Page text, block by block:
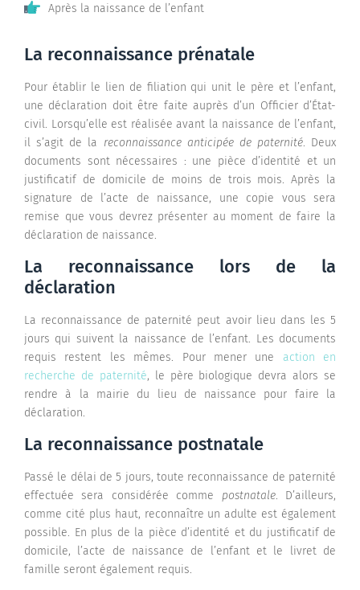
Après la naissance de l’enfant
La reconnaissance prénatale
Pour établir le lien de filiation qui unit le père et l’enfant,
une déclaration doit être faite auprès d’un Officier d’État-
civil. Lorsqu’elle est réalisée avant la naissance de l’enfant,
il s’agit de la reconnaissance anticipée de paternité. Deux
documents sont nécessaires : une pièce d’identité et un
justificatif de domicile de moins de trois mois. Après la
signature de l’acte de naissance, une copie vous sera
remise que vous devrez présenter au moment de faire la
déclaration de naissance.
La reconnaissance lors de la
déclaration
La reconnaissance de paternité peut avoir lieu dans les 5
jours qui suivent la naissance de l’enfant. Les documents
requis restent les mêmes. Pour mener une action en
recherche de paternité, le père biologique devra alors se
rendre à la mairie du lieu de naissance pour faire la
déclaration.
La reconnaissance postnatale
Passé le délai de 5 jours, toute reconnaissance de paternité
effectuée sera considérée comme postnatale. D’ailleurs,
comme cité plus haut, reconnaître un adulte est également
possible. En plus de la pièce d’identité et du justificatif de
domicile, l’acte de naissance de l’enfant et le livret de
famille seront également requis.